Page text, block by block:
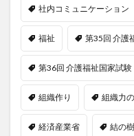
社内コミュニケーション
福祉 第35回 介護
第36回 介護福祉国家試験
組織作り 組織力
経済産業省 結の